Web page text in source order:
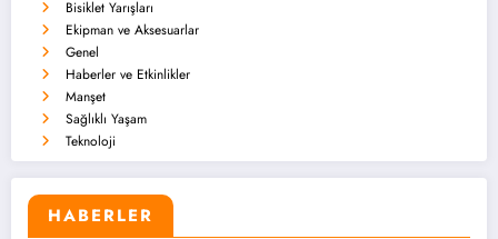
Bisiklet Yarışları
Ekipman ve Aksesuarlar
Genel
Haberler ve Etkinlikler
Manşet
Sağlıklı Yaşam
Teknoloji
HABERLER